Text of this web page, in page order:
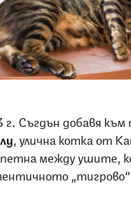
г. Съгдън добавя
, улична котка от
петна между ушите,
„тигрово“